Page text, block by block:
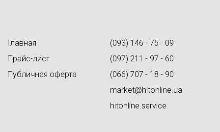
Главная
Прайс-лист
Публичная оферта
(093) 146 - 75 - 09
(097) 211 - 97 - 60
(066) 707 - 18 - 90
market@hitonline.ua
hitonline.service